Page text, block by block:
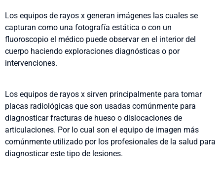
Los equipos de rayos x generan imágenes las cuales se
capturan como una fotografía estática o con un
fluoroscopio el médico puede observar en el interior del
cuerpo haciendo exploraciones diagnósticas o por
intervenciones.
Los equipos de rayos x sirven principalmente para tomar
placas radiológicas que son usadas comúnmente para
diagnosticar fracturas de hueso o dislocaciones de
articulaciones. Por lo cual son el equipo de imagen más
comúnmente utilizado por los profesionales de la salud para
diagnosticar este tipo de lesiones.